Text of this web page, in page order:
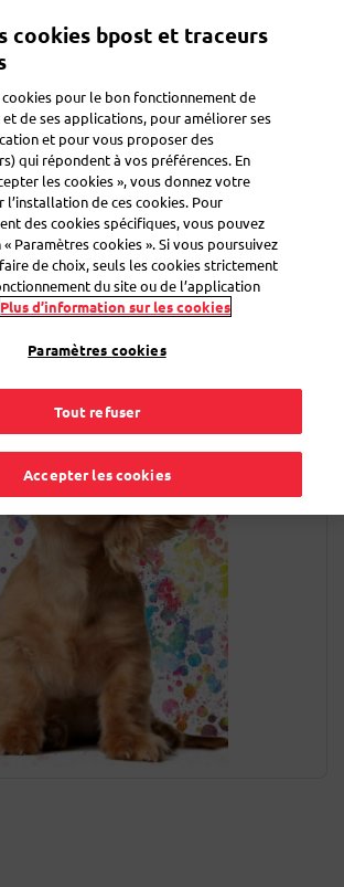
Mon compte
d'affection sans
to-Send
cookies bpost et traceurs
pour le bon fonctionnement de
de ses applications, pour améliorer ses
et pour vous proposer des
qui répondent à vos préférences. En
les cookies », vous donnez votre
de ces cookies. Pour
des cookies spécifiques, vous pouvez
Paramètres cookies ». Si vous poursuivez
de choix, seuls les cookies strictement
du site ou de l’application
Plus d’information sur les cookies
Paramètres cookies
Tout refuser
Accepter les cookies